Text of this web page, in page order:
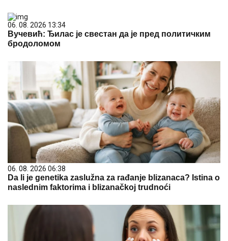
06. 08. 2026 13:34
Вучевић: Ђилас је свестан да је пред политичким
бродоломом
06. 08. 2026 06:38
Da li je genetika zaslužna za rađanje blizanaca? Istina o
naslednim faktorima i blizanačkoj trudnoći